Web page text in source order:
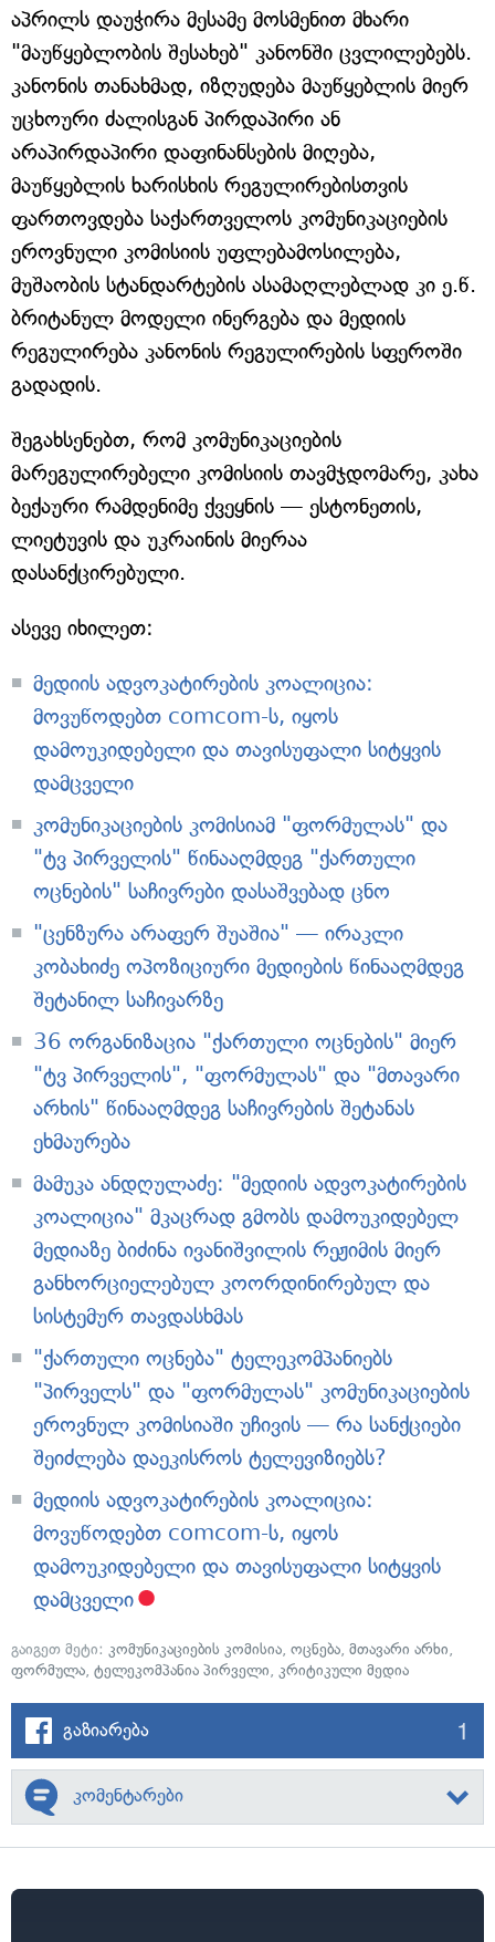
აპრილს დაუჭირა მესამე მოსმენით მხარი
"მაუწყებლობის შესახებ" კანონში ცვლილებებს.
კანონის თანახმად, იზღუდება მაუწყებლის მიერ
უცხოური ძალისგან პირდაპირი ან
არაპირდაპირი დაფინანსების მიღება,
მაუწყებლის ხარისხის რეგულირებისთვის
ფართოვდება საქართველოს კომუნიკაციების
ეროვნული კომისიის უფლებამოსილება,
მუშაობის სტანდარტების ასამაღლებლად კი ე.წ.
ბრიტანულ მოდელი ინერგება და მედიის
რეგულირება კანონის რეგულირების სფეროში
გადადის.
შეგახსენებთ, რომ კომუნიკაციების
მარეგულირებელი კომისიის თავმჯდომარე, კახა
ბექაური რამდენიმე ქვეყნის — ესტონეთის,
ლიეტუვის და უკრაინის მიერაა
დასანქცირებული.
ასევე იხილეთ:
მედიის ადვოკატირების კოალიცია:
მოვუწოდებთ comcom-ს, იყოს
დამოუკიდებელი და თავისუფალი სიტყვის
დამცველი
კომუნიკაციების კომისიამ "ფორმულას" და
"ტვ პირველის" წინააღმდეგ "ქართული
ოცნების" საჩივრები დასაშვებად ცნო
"ცენზურა არაფერ შუაშია" — ირაკლი
კობახიძე ოპოზიციური მედიების წინააღმდეგ
შეტანილ საჩივარზე
36 ორგანიზაცია "ქართული ოცნების" მიერ
"ტვ პირველის", "ფორმულას" და "მთავარი
არხის" წინააღმდეგ საჩივრების შეტანას
ეხმაურება
მამუკა ანდღულაძე: "მედიის ადვოკატირების
კოალიცია" მკაცრად გმობს დამოუკიდებელ
მედიაზე ბიძინა ივანიშვილის რეჟიმის მიერ
განხორციელებულ კოორდინირებულ და
სისტემურ თავდასხმას
"ქართული ოცნება" ტელეკომპანიებს
"პირველს" და "ფორმულას" კომუნიკაციების
ეროვნულ კომისიაში უჩივის — რა სანქციები
შეიძლება დაეკისროს ტელევიზიებს?
მედიის ადვოკატირების კოალიცია:
მოვუწოდებთ comcom-ს, იყოს
დამოუკიდებელი და თავისუფალი სიტყვის
დამცველი
გაიგეთ მეტი: კომუნიკაციების კომისია, ოცნება, მთავარი არხი,
ფორმულა, ტელეკომპანია პირველი, კრიტიკული მედია
გაზიარება 1
კომენტარები